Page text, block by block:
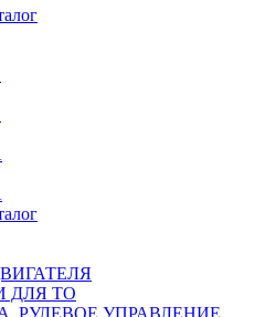
ДЛЯ ТО
РУЛЕВОЕ УПРАВЛЕНИЕ,